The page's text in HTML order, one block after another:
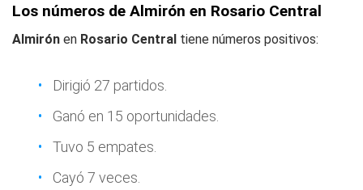
Los números de Almirón en Rosario Central
Almirón en Rosario Central tiene números positivos:
Dirigió 27 partidos.
Ganó en 15 oportunidades.
Tuvo 5 empates.
Cayó 7 veces.